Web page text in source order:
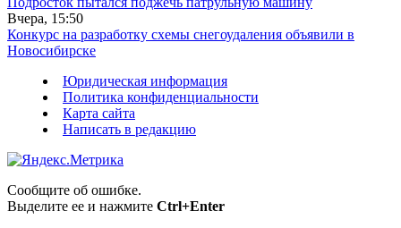
Вчера, 15:50
Конкурс на разработку схемы снегоудаления объявили в
Новосибирске
Юридическая информация
Политика конфиденциальности
Карта сайта
Написать в редакцию
Сообщите об ошибке.
Выделите ее и нажмите Ctrl+Enter